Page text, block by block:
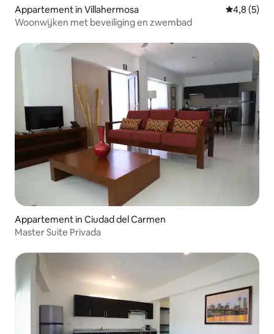
Appartement in Villahermosa
4,8 (5)
Woonwijken met beveiliging en zwembad
Appartement in Ciudad del Carmen
Master Suite Privada